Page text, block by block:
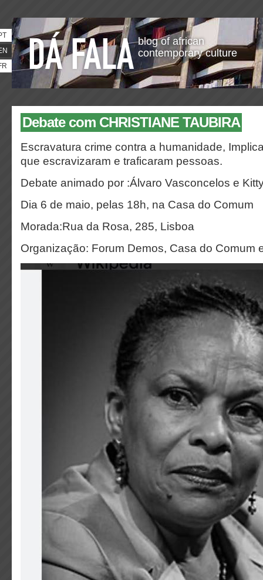
blog of african
contemporary culture
Debate com CHRISTIANE TAUBIRA
Escravatura crime contra a humanidade,
que escravizaram e traficaram pessoas.
Debate animado por :Álvaro Vasconcelos e
Dia 6 de maio, pelas 18h, na Casa do Comum
Morada:Rua da Rosa, 285, Lisboa
Organização: Forum Demos, Casa do Comum